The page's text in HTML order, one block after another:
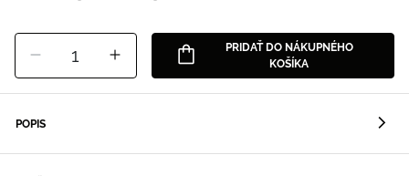
1
PRIDAŤ DO NÁKUPNÉHO
KOŠÍKA
POPIS